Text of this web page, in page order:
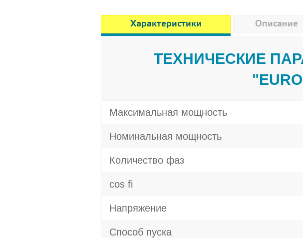
Характеристики Описание
ТЕХНИЧЕСКИЕ
Максимальная мощность
Номинальная мощность
Количество фаз
cos fi
Напряжение
Способ пуска